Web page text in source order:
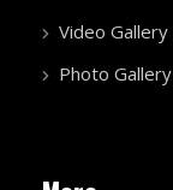
Video Gallery
Photo Gallery